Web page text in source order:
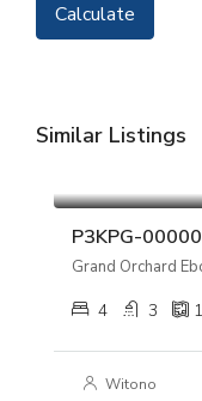
Calculate
Similar Listings
Grand Orchard
4 3
Witono